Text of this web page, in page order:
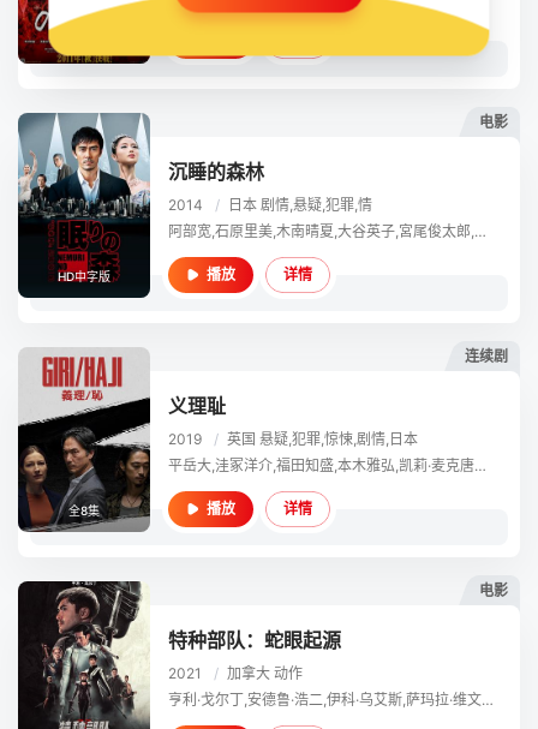
电影
HD中字版
沉睡的森林
2014 / 日本 剧情,悬疑,犯罪,情
阿部宽,石原里美,木南晴夏,大谷英子,宮尾俊太郎,益子倭,竹财辉之助,加藤虎之介,内田朝阳,特林德尔·玲奈,映美藏良,松尾贵史,名高達男,平岳大,堀内敬子,草村礼子,柄本明,山崎努
播放 详情
连续剧
全8集
义理耻
2019 / 英国 悬疑,犯罪,惊悚,剧情,日本
平岳大,洼冢洋介,福田知盛,本木雅弘,凯莉·麦克唐纳,中村优子,贾斯汀·朗,伊川东吾,胜矢,索菲亚·布朗,帕特里克·沃尔什·麦克布赖德,查理·科里德-米尔斯,杰米·德拉文,湊祥希,丘光子,托尼·皮茨,泽井杏奈,托尼·威,雅各布·詹姆斯·贝西克,约翰·麦克雷,安部春香,马里安·洛伦西克,山村宪之介,理查德·迪兰,马特·格林伍德,Aoi Okuyama
播放 详情
电影
特种部队：蛇眼起源
2021 / 加拿大 动作
亨利·戈尔丁,安德鲁·浩二,伊科·乌艾斯,萨玛拉·维文,乌苏拉·科尔维罗,安部春香,平岳大,石田惠理,彼得·门萨,萨缪尔·芬齐,史蒂文·艾瑞克,马克斯·阿奇博尔德,西蒙·钱,詹姆斯·廖,谷垣健治,肖恩·O.罗伯茨,贾森·戴